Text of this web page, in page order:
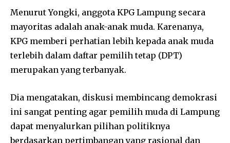
Menurut Yongki, anggota KPG Lampung secara
mayoritas adalah anak-anak muda. Karenanya,
KPG memberi perhatian lebih kepada anak muda
terlebih dalam daftar pemilih tetap (DPT)
merupakan yang terbanyak.
Dia mengatakan, diskusi membincang demokrasi
ini sangat penting agar pemilih muda di Lampung
dapat menyalurkan pilihan politiknya
berdasarkan pertimbangan yang rasional dan